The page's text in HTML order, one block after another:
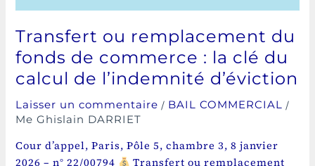
Transfert ou remplacement du
fonds de commerce : la clé du
calcul de l’indemnité d’éviction
Laisser un commentaire / BAIL COMMERCIAL /
Me Ghislain DARRIET
Cour d’appel, Paris, Pôle 5, chambre 3, 8 janvier
2026 – n° 22/00794
Transfert ou remplacement
d’éviction